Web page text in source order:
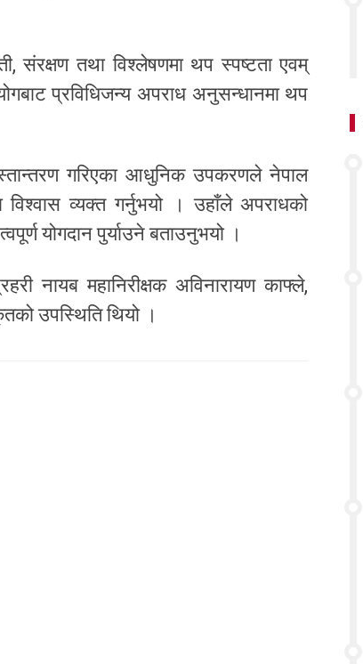
संरक्षण तथा विश्लेषणमा थप स्पष्टता एवम्
प्रविधिजन्य अपराध अनुसन्धानमा थप
गरिएका आधुनिक उपकरणले नेपाल
विश्वास व्यक्त गर्नुभयो । उहाँले अपराधको
योगदान पुर्याउने बताउनुभयो ।
नायब महानिरीक्षक अविनारायण काफ्ले,
उपस्थिति थियो ।